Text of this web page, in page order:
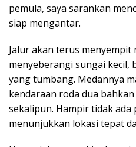
pemula, saya sarankan
siap mengantar.
Jalur akan terus menyempit
menyeberangi sungai kecil,
yang tumbang. Medannya
kendaraan roda dua
sekalipun. Hampir tidak
menunjukkan lokasi tepat